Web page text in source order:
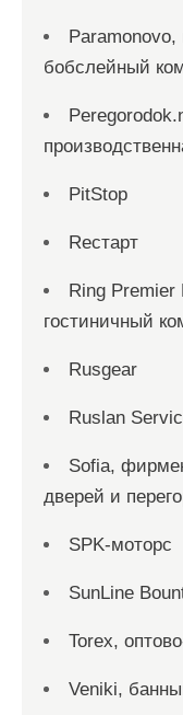
бобслейный
PitStop
Reстарт
Ring Premier
гостиничный
Rusgear
Ruslan
Sofia,
дверей и
SPK-моторс
SunLine
Torex,
Veniki,